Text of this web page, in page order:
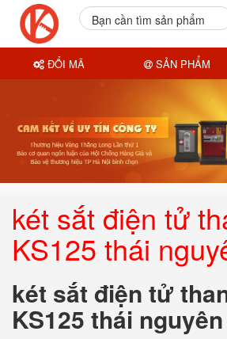
két sắt điện tử
KS125 thái
két sắt điện tử
KS125 thái nguyên
Bạn cần tìm sản phẩm
ĐỔI MÃ SẢN PHẨM